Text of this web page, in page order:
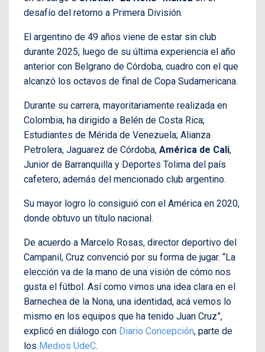
desafío del retorno a Primera División.
El argentino de 49 años viene de estar sin club
durante 2025, luego de su última experiencia el año
anterior con Belgrano de Córdoba, cuadro con el que
alcanzó los octavos de final de Copa Sudamericana.
Durante su carrera, mayoritariamente realizada en
Colombia, ha dirigido a Belén de Costa Rica;
Estudiantes de Mérida de Venezuela; Alianza
Petrolera, Jaguarez de Córdoba, América de Cali,
Junior de Barranquilla y Deportes Tolima del país
cafetero; además del mencionado club argentino.
Su mayor logro lo consiguió con el América en 2020,
donde obtuvo un título nacional.
De acuerdo a Marcelo Rosas, director deportivo del
Campanil, Cruz convenció por su forma de jugar. “La
elección va de la mano de una visión de cómo nos
gusta el fútbol. Así como vimos una idea clara en el
Barnechea de la Nona, una identidad, acá vemos lo
mismo en los equipos que ha tenido Juan Cruz”,
explicó en diálogo con Diario Concepción, parte de
los Medios UdeC.